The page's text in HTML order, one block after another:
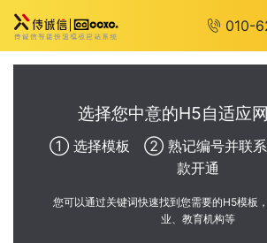
010-
选择您中意的H5自适应
① 选择模板 ② 熟记编号并联
款开通
您可以通过关键词快速找到您需要的H5模板
业、教育机构等